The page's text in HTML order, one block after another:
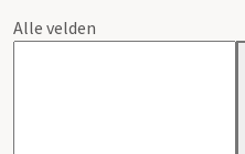
Alle velden